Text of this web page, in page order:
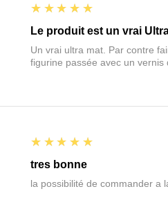
5
★★★★★
Le produit est un vrai
Un vrai ultra mat. Par contre
figurine passée avec un vernis
5
★★★★★
tres bonne
la possibilité de commander a